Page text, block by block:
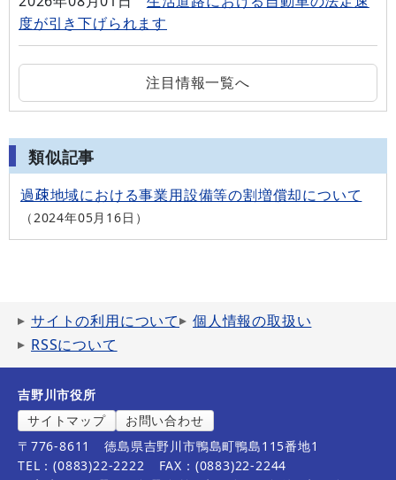
度が引き下げられます
注目情報一覧へ
類似記事
過疎地域における事業用設備等の割増償却について
2024年05月16日
サイトの利用について
個人情報の取扱い
RSSについて
吉野川市役所
サイトマップ
お問い合わせ
〒776-8611
徳島県吉野川市鴨島町鴨島115番地1
TEL：(0883)22-2222
FAX：(0883)22-2244